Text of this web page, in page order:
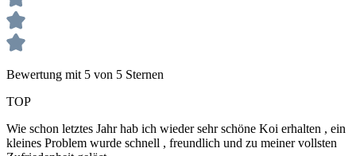
Bewertung mit 5 von 5 Sternen
TOP
Wie schon letztes Jahr hab ich wieder sehr schöne Koi erhalten , ein
kleines Problem wurde schnell , freundlich und zu meiner vollsten